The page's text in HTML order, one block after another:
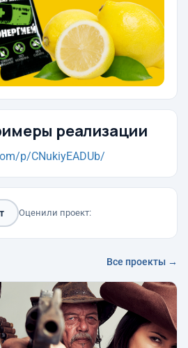
реализации
p/CNukiyEADUb/
Оценили проект:
Все проекты →